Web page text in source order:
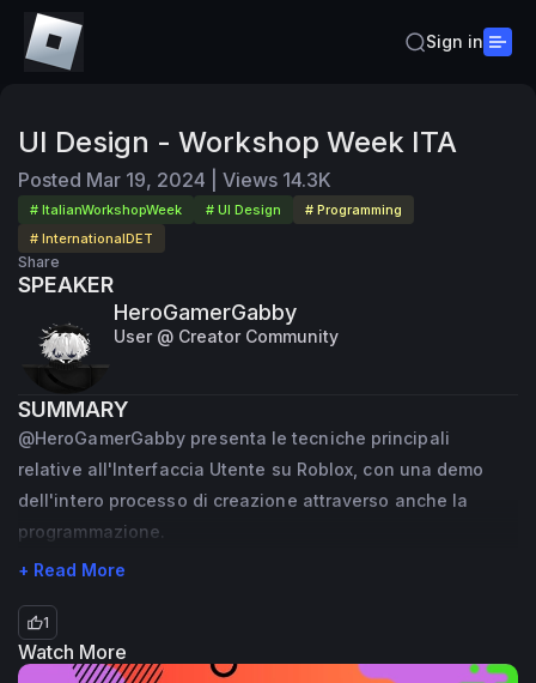
Sign in
UI Design - Workshop Week ITA
Posted Mar 19, 2024 Views 14.3K
# ItalianWorkshopWeek # UI Design
# Programming
# InternationalDET
Share
SPEAKER
HeroGamerGabby
User @ Creator Community
SUMMARY
@HeroGamerGabby presenta le tecniche principali
relative all'Interfaccia Utente su Roblox, con una demo
dell'intero processo di creazione attraverso anche la
programmazione.
+ Read More
1
Watch More